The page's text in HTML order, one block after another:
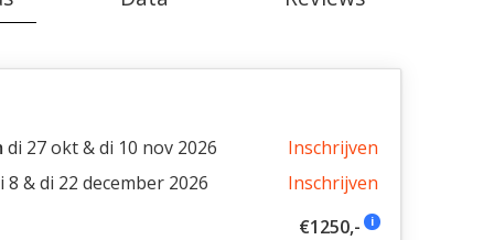
di 27 okt & di 10 nov 2026
Inschrijven
8 & di 22 december 2026
Inschrijven
€1250,- i